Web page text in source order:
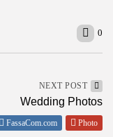
0
NEXT POST
Wedding Photos
FassaCom.com Photo